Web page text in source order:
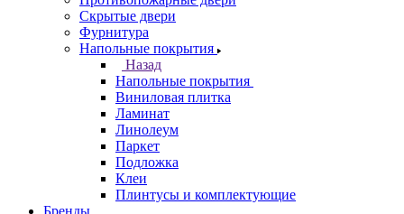
Скрытые двери
Фурнитура
Напольные покрытия
Назад
Напольные покрытия
Виниловая плитка
Ламинат
Линолеум
Паркет
Подложка
Клеи
Плинтусы и комплектующие
Бренды